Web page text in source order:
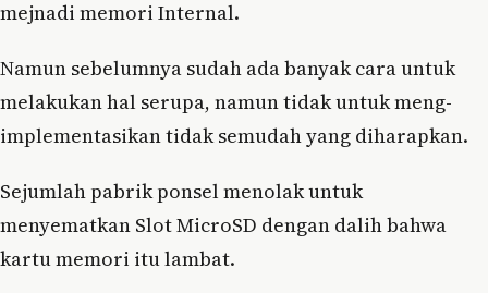
mejnadi memori Internal.
Namun sebelumnya sudah ada banyak cara untuk
melakukan hal serupa, namun tidak untuk meng-
implementasikan tidak semudah yang diharapkan.
Sejumlah pabrik ponsel menolak untuk
menyematkan Slot MicroSD dengan dalih bahwa
kartu memori itu lambat.